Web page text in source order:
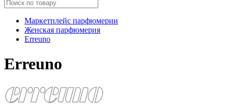
Маркетплейс парфюмерии
Женская парфюмерия
Erreuno
Erreuno